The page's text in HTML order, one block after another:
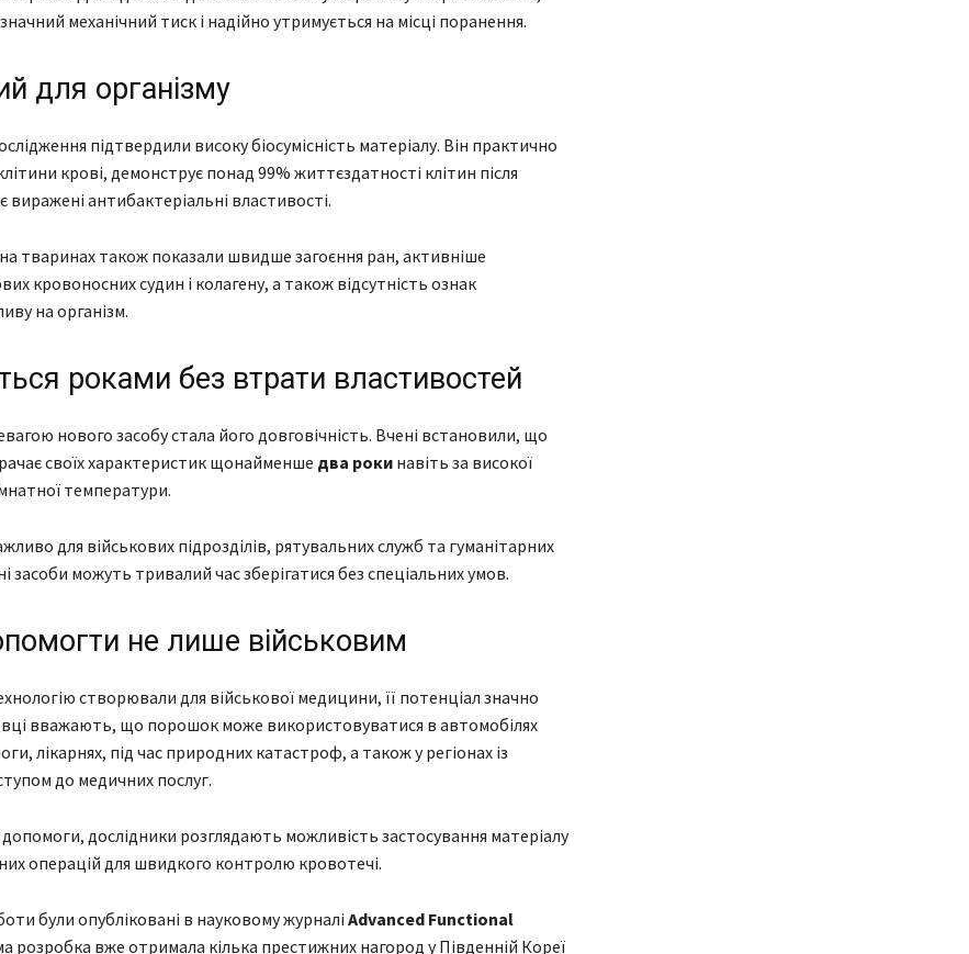
механічний тиск і надійно утримується на місці поранення.
для організму
підтвердили високу біосумісність матеріалу. Він практично
крові, демонструє понад 99% життєздатності клітин після
виражені антибактеріальні властивості.
тваринах також показали швидше загоєння ран, активніше
кровоносних судин і колагену, а також відсутність ознак
на організм.
роками без втрати властивостей
нового засобу стала його довговічність. Вчені встановили, що
своїх характеристик щонайменше два рокинавіть за високої
температури.
для військових підрозділів, рятувальних служб та гуманітарних
засоби можуть тривалий час зберігатися без спеціальних умов.
не лише військовим
створювали для військової медицини, її потенціал значно
вважають, що порошок може використовуватися в автомобілях
лікарнях, під час природних катастроф, а також у регіонах із
до медичних послуг.
допомоги, дослідники розглядають можливість застосування матеріалу
операцій для швидкого контролю кровотечі.
були опубліковані в науковому журналі Advanced Functional
розробка вже отримала кілька престижних нагород у Південній Кореї